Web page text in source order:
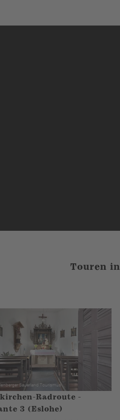
Touren
Radroute -
3 (Eslohe)